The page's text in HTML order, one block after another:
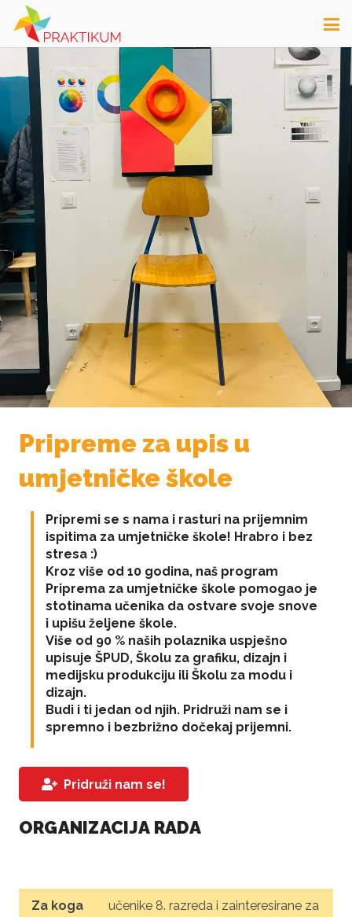
Pripreme za upis u
umjetničke škole
Pripremi se s nama i rasturi na prijemnim
ispitima za umjetničke škole! Hrabro i bez
stresa :)
Kroz više od 10 godina, naš program
Priprema za umjetničke škole pomogao je
stotinama učenika da ostvare svoje snove
i upišu željene škole.
Više od 90 % naših polaznika uspješno
upisuje ŠPUD, Školu za grafiku, dizajn i
medijsku produkciju ili Školu za modu i
dizajn.
Budi i ti jedan od njih. Pridruži nam se i
spremno i bezbrižno dočekaj prijemni.
Pridruži nam se!
ORGANIZACIJA RADA
Za koga
učenike 8. razreda i zainteresirane za